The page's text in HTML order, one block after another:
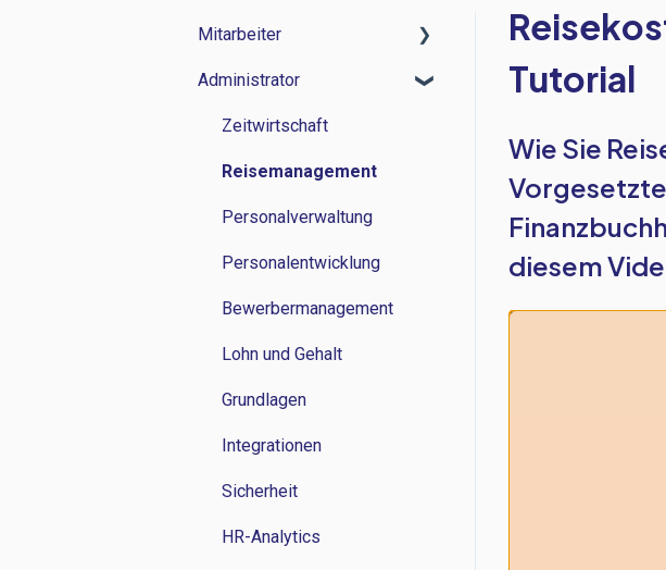
Tutorial
Wie Sie
diesem
Mitarbeiter
Zeitwirtschaft
Reisemanagement
Personalverwaltung
Lohn und Gehalt
Grundlagen
Administrator
Zeitwirtschaft
Reisemanagement
Personalverwaltung
Personalentwicklung
Bewerbermanagement
Lohn und Gehalt
Grundlagen
Integrationen
Sicherheit
HR-Analytics